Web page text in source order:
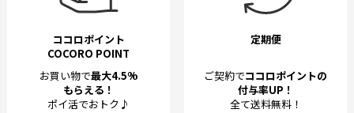
ココロポイント
COCORO POINT
お買い物で最大4.5%
もらえる！
ポイ活でおトク♪
定期便
ご契約でココロポイントの
付与率UP！
全て送料無料！